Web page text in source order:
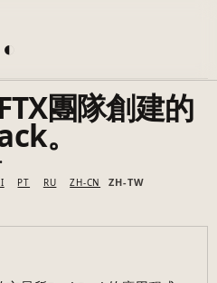
◐
團隊創建的
。
PT RU ZH-CN ZH-TW